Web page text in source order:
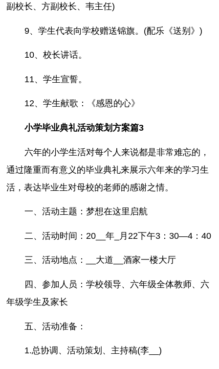
副校长、方副校长、韦主任)
9、学生代表向学校赠送锦旗。(配乐《送别》)
10、校长讲话。
11、学生宣誓。
12、学生献歌：《感恩的心》
小学毕业典礼活动策划方案篇3
六年的小学生活对每个人来说都是非常难忘的，
通过隆重而有意义的毕业典礼来展示六年来的学习生
活，表达毕业生对母校的老师的感谢之情。
一、活动主题：梦想在这里启航
二、活动时间：20__年_月22下午3：30—4：40
三、活动地点：__大道__酒家一楼大厅
四、参加人员：学校领导、六年级全体教师、六
年级学生及家长
五、活动准备：
1.总协调、活动策划、主持稿(李__)